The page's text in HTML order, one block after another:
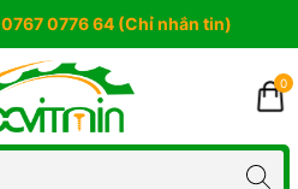
0767 0776 64 (Chỉ nhắn tin)
0